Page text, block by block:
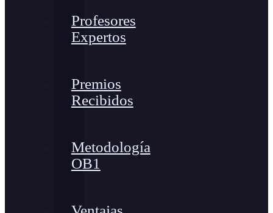
Profesores
Expertos
Premios
Recibidos
Metodología
OB1